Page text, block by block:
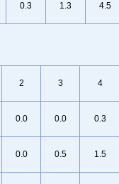
0.3 1.3 4.5
2 3 4
0.0 0.0 0.3
0.0 0.5 1.5